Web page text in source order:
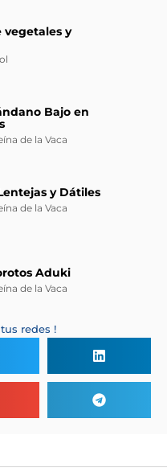
vegetales y
Bajo en
de la Vaca
y Dátiles
de la Vaca
Aduki
de la Vaca
redes !